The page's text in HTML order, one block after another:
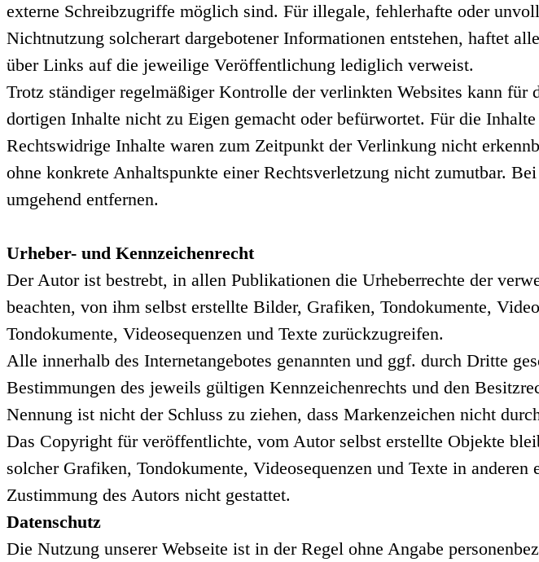
externe Schreibzugriffe möglich sind. Für illegale, fehlerhafte oder
Nichtnutzung solcherart dargebotener Informationen entstehen, haftet
über Links auf die jeweilige Veröffentlichung lediglich verweist.
Trotz ständiger regelmäßiger Kontrolle der verlinkten Websites kann
dortigen Inhalte nicht zu Eigen gemacht oder befürwortet. Für die
Rechtswidrige Inhalte waren zum Zeitpunkt der Verlinkung nicht
ohne konkrete Anhaltspunkte einer Rechtsverletzung nicht zumutbar.
umgehend entfernen.
Urheber- und Kennzeichenrecht
Der Autor ist bestrebt, in allen Publikationen die Urheberrechte der
beachten, von ihm selbst erstellte Bilder, Grafiken, Tondokumente,
Tondokumente, Videosequenzen und Texte zurückzugreifen.
Alle innerhalb des Internetangebotes genannten und ggf. durch Dritte
Bestimmungen des jeweils gültigen Kennzeichenrechts und den
Nennung ist nicht der Schluss zu ziehen, dass Markenzeichen nicht
Das Copyright für veröffentlichte, vom Autor selbst erstellte Objekte
solcher Grafiken, Tondokumente, Videosequenzen und Texte in
Zustimmung des Autors nicht gestattet.
Datenschutz
Die Nutzung unserer Webseite ist in der Regel ohne Angabe